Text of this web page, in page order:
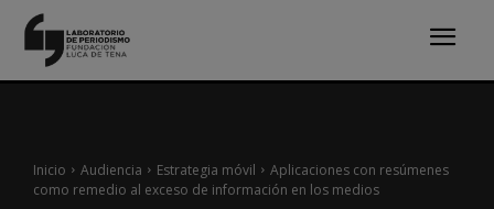
Inicio Audiencia Estrategia móvil
Aplicaciones con resúmenes
como remedio al exceso de información en los medios